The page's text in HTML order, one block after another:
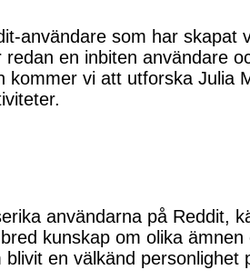
användare som har skapat
en inbiten användare
vi att utforska Julia
användarna på Reddit,
kunskap om olika
en välkänd personlighet